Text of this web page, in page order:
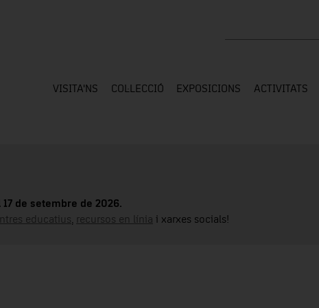
VISITA'NS COL·LECCIÓ EXPOSICIONS ACTIVITATS
17 de setembre de 2026.
educatius recursos en línia i xarxes socials!